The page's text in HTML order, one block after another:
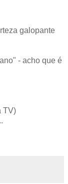
galopante
- acho que é
TV)